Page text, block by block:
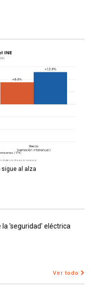
sigue al alza
la 'seguridad' eléctrica
Ver todo